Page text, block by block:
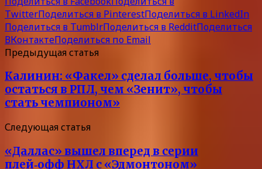
TwitterПоделиться в PinterestПоделиться в LinkedIn
Поделиться в TumblrПоделиться в RedditПоделиться
ВКонтактеПоделиться по Email
Предыдущая статья
Калинин: «Факел» сделал больше, чтобы
остаться в РПЛ, чем «Зенит», чтобы
стать чемпионом»
Следующая статья
«Даллас» вышел вперед в серии
плей‑офф НХЛ с «Эдмонтоном»